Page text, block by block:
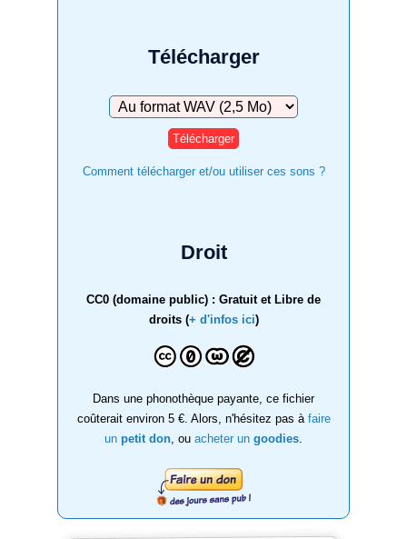
Télécharger
Télécharger
Comment télécharger et/ou utiliser ces sons ?
Droit
CC0 (domaine public) : Gratuit et Libre de
droits (+ d'infos ici)
Dans une phonothèque payante, ce fichier
coûterait environ 5 €. Alors, n'hésitez pas à faire
un petit don , ou acheter un goodies